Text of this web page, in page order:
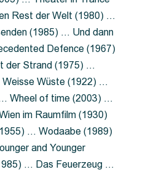
Rest der Welt (1980) …
(1985) … Und dann
Defence (1967)
der Strand (1975) …
Wüste (1922) …
Wheel of time (2003) …
im Raumfilm (1930)
… Wodaabe (1989)
and Younger
… Das Feuerzeug …